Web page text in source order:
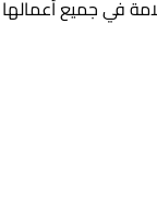
في جميع أعمالها